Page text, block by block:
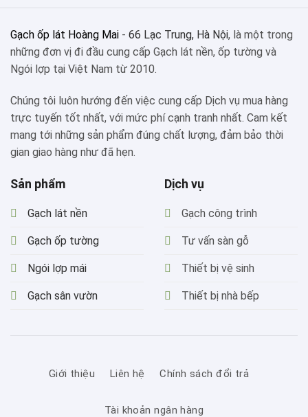
Gạch ốp lát Hoàng Mai - 66 Lạc Trung, Hà Nội, là một trong
những đơn vị đi đầu cung cấp Gạch lát nền, ốp tường và
Ngói lợp tại Việt Nam từ 2010.
Chúng tôi luôn hướng đến việc cung cấp Dịch vụ mua hàng
trực tuyến tốt nhất, với mức phí cạnh tranh nhất. Cam kết
mang tới những sản phẩm đúng chất lượng, đảm bảo thời
gian giao hàng như đã hẹn.
Sản phẩm
Gạch lát nền
Gạch ốp tường
Ngói lợp mái
Gạch sân vườn
Dịch vụ
Gạch công trình
Tư vấn sàn gỗ
Thiết bị vệ sinh
Thiết bị nhà bếp
Giới thiệu Liên hệ Chính sách đổi trả
Tài khoản ngân hàng